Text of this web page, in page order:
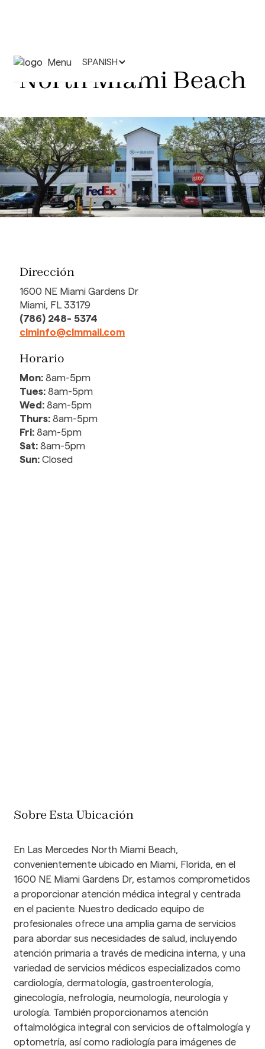
Menu SPANISH
North Miami Beach
Dirección
1600 NE Miami Gardens Dr
Miami, FL 33179
(786) 248- 5374
clminfo@clmmail.com
Horario
Mon: 8am-5pm
Tues: 8am-5pm
Wed: 8am-5pm
Thurs: 8am-5pm
Fri: 8am-5pm
Sat: 8am-5pm
Sun: Closed
Sobre Esta Ubicación
En Las Mercedes North Miami Beach,
convenientemente ubicado en Miami, Florida, en el
1600 NE Miami Gardens Dr, estamos comprometidos
a proporcionar atención médica integral y centrada
en el paciente. Nuestro dedicado equipo de
profesionales ofrece una amplia gama de servicios
para abordar sus necesidades de salud, incluyendo
atención primaria a través de medicina interna, y una
variedad de servicios médicos especializados como
cardiología, dermatología, gastroenterología,
ginecología, nefrología, neumología, neurología y
urología. También proporcionamos atención
oftalmológica integral con servicios de oftalmología y
optometría, así como radiología para imágenes de